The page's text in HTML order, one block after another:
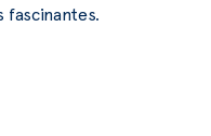
fascinantes.